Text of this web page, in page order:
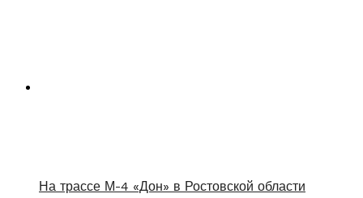
На трассе М-4 «Дон» в Ростовской области